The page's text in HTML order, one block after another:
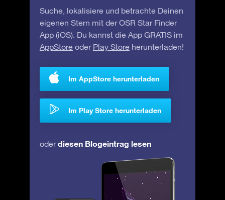
Suche, lokalisiere und betrachte Deinen
eigenen Stern mit der OSR Star Finder
App (iOS). Du kannst die App GRATIS im
AppStore oder Play Store herunterladen!
Im AppStore herunterladen
Im Play Store herunterladen
oderdiesen Blogeintrag lesen